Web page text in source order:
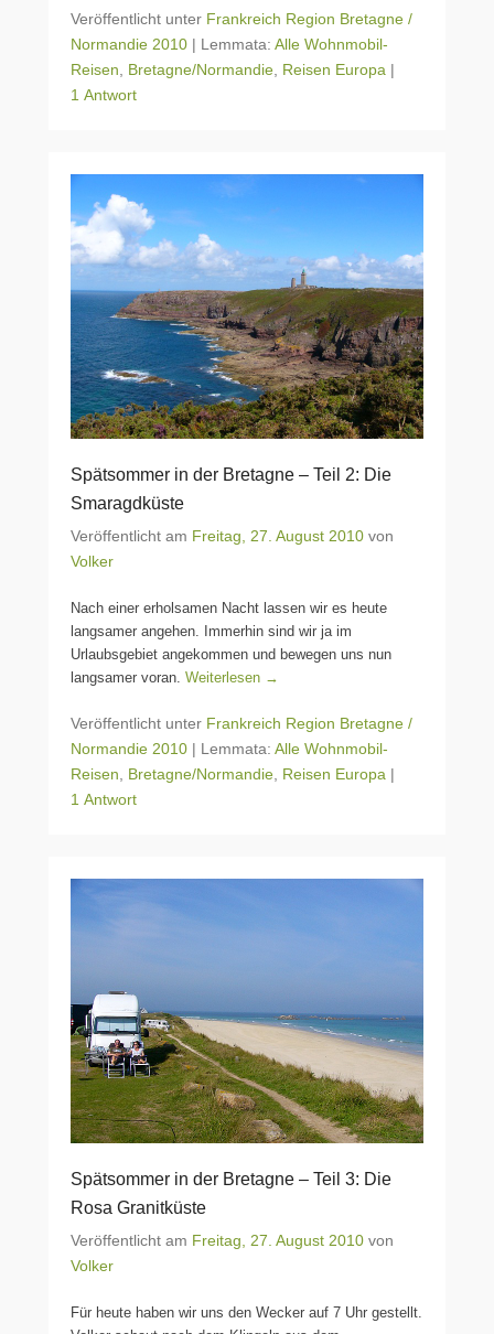
Veröffentlicht unter Frankreich Region Bretagne /
Normandie 2010 | Lemmata: Alle Wohnmobil-
Reisen
Bretagne/Normandie Reisen Europa |
1 Antwort
Spätsommer in der Bretagne – Teil 2: Die
Smaragdküste
Veröffentlicht am Freitag, 27. August 2010 von
Volker
Nach einer erholsamen Nacht lassen wir es heute
langsamer angehen. Immerhin sind wir ja im
Urlaubsgebiet angekommen und bewegen uns nun
langsamer voran. Weiterlesen →
Veröffentlicht unter Frankreich Region Bretagne /
Normandie 2010 | Lemmata: Alle Wohnmobil-
Reisen
Bretagne/Normandie Reisen Europa |
1 Antwort
Spätsommer in der Bretagne – Teil 3: Die
Rosa Granitküste
Veröffentlicht am Freitag, 27. August 2010 von
Volker
Für heute haben wir uns den Wecker auf 7 Uhr gestellt.